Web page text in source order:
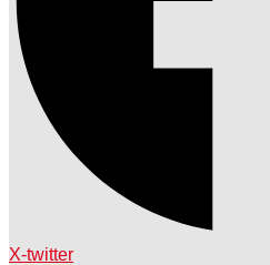
X-twitter